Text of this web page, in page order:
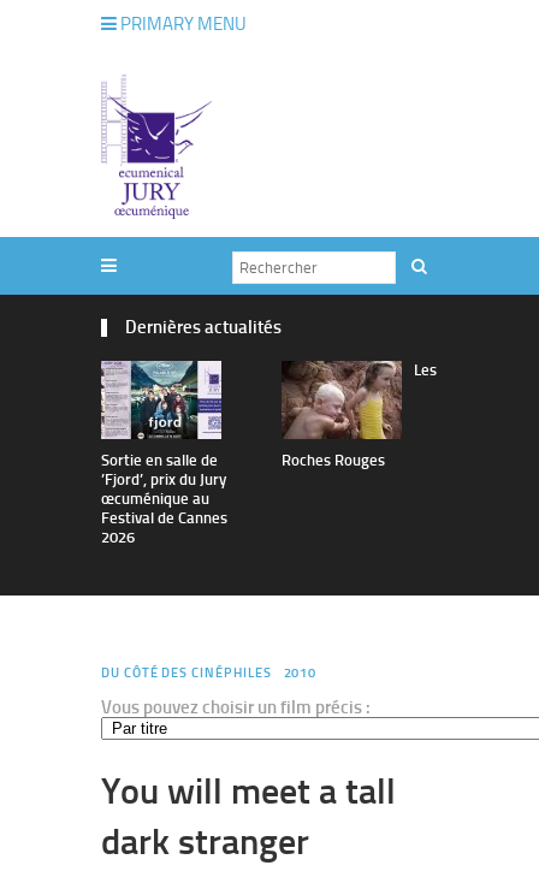
PRIMARY MENU
Dernières actualités
Sortie en salle de
’Fjord’, prix du Jury
œcuménique au
Festival de Cannes
2026
Les
Roches Rouges
DU CÔTÉ DES CINÉPHILES 2010
Vous pouvez choisir un film précis :
You will meet a tall
dark stranger